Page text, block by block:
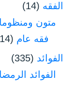
الفقه (14)
متون
فقه عام (14)
الفوائد (335)
الفوائد